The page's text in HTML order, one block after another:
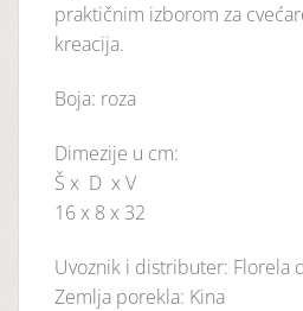
praktičnim izborom za
kreacija.
Boja: roza
Dimezije u cm:
Š x D x V
16 x 8 x 32
Uvoznik i distributer: Florela
Zemlja porekla: Kina